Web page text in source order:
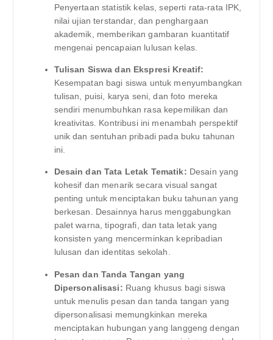
Penyertaan statistik kelas, seperti rata-rata IPK,
nilai ujian terstandar, dan penghargaan
akademik, memberikan gambaran kuantitatif
mengenai pencapaian lulusan kelas.
Tulisan Siswa dan Ekspresi Kreatif:
Kesempatan bagi siswa untuk menyumbangkan
tulisan, puisi, karya seni, dan foto mereka
sendiri menumbuhkan rasa kepemilikan dan
kreativitas. Kontribusi ini menambah perspektif
unik dan sentuhan pribadi pada buku tahunan
ini.
Desain dan Tata Letak Tematik: Desain yang
kohesif dan menarik secara visual sangat
penting untuk menciptakan buku tahunan yang
berkesan. Desainnya harus menggabungkan
palet warna, tipografi, dan tata letak yang
konsisten yang mencerminkan kepribadian
lulusan dan identitas sekolah.
Pesan dan Tanda Tangan yang
Dipersonalisasi: Ruang khusus bagi siswa
untuk menulis pesan dan tanda tangan yang
dipersonalisasi memungkinkan mereka
menciptakan hubungan yang langgeng dengan